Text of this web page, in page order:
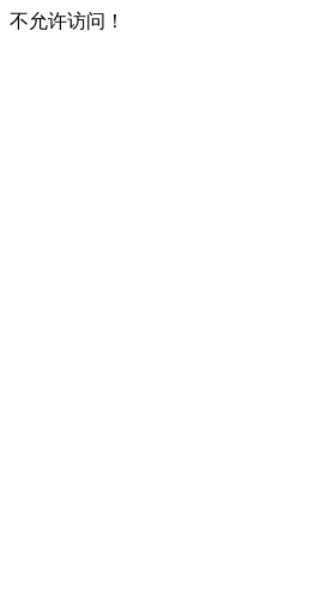
不允许访问！